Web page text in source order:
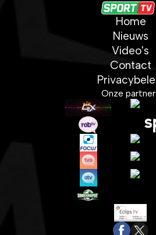
Home
Nieuws
Video's
Contact
Onze